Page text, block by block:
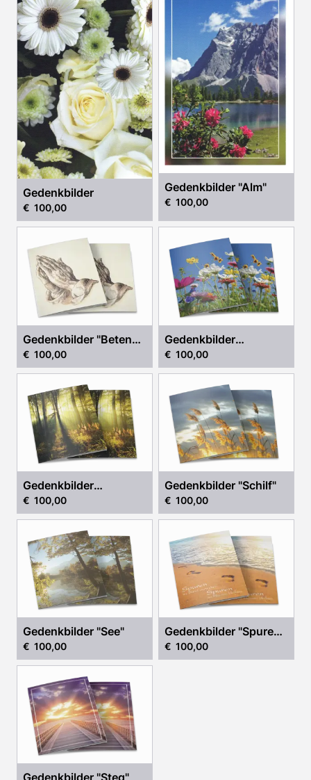
Gedenkbilder
€ 100,00
Gedenkbilder "Alm"
€ 100,00
Gedenkbilder "Betende
Hände"
€ 100,00
Gedenkbilder
"Blumenwiese"
€ 100,00
Gedenkbilder
"Lichtung"
€ 100,00
Gedenkbilder "Schilf"
€ 100,00
Gedenkbilder "See"
€ 100,00
Gedenkbilder "Spuren
im Sand"
€ 100,00